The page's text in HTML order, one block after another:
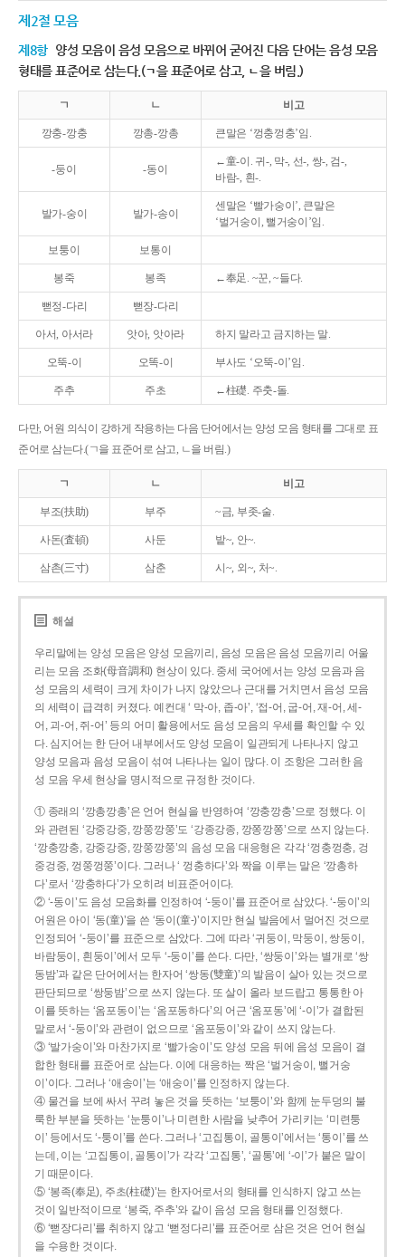
제2절 모음
제8항 양성 모음이 음성 모음으로 바뀌어 굳어진 다음 단어는 음성 모음
형태를 표준어로 삼는다.(ㄱ을 표준어로 삼고, ㄴ을 버림.)
ㄱ ㄴ 비고
깡충-깡충 깡총-깡총 큰말은 ‘껑충껑충’임.
-둥이 -동이
←童-이. 귀-, 막-, 선-, 쌍-, 검-,
바람-, 흰-.
발가-숭이 발가-송이
센말은 ‘빨가숭이’, 큰말은
‘벌거숭이, 뻘거숭이’임.
보퉁이 보통이
봉죽 봉족 ←奉足. ~꾼, ~들다.
뻗정-다리 뻗장-다리
아서, 아서라 앗아, 앗아라 하지 말라고 금지하는 말.
오뚝-이 오똑-이 부사도 ‘오뚝-이’임.
주추 주초 ←柱礎. 주춧-돌.
다만, 어원 의식이 강하게 작용하는 다음 단어에서는 양성 모음 형태를 그대로 표
준어로 삼는다.(ㄱ을 표준어로 삼고, ㄴ을 버림.)
ㄱ ㄴ 비고
부조(扶助) 부주 ~금, 부좃-술.
사돈(査頓) 사둔 밭~, 안~.
삼촌(三寸) 삼춘 시~, 외~, 처~.
해설
우리말에는 양성 모음은 양성 모음끼리, 음성 모음은 음성 모음끼리 어울
리는 모음 조화(母音調和) 현상이 있다. 중세 국어에서는 양성 모음과 음
성 모음의 세력이 크게 차이가 나지 않았으나 근대를 거치면서 음성 모음
의 세력이 급격히 커졌다. 예컨대 ‘ 막-아, 좁-아’, ‘접-어, 굽-어, 재-어, 세-
어, 괴-어, 쥐-어’ 등의 어미 활용에서도 음성 모음의 우세를 확인할 수 있
다. 심지어는 한 단어 내부에서도 양성 모음이 일관되게 나타나지 않고
양성 모음과 음성 모음이 섞여 나타나는 일이 많다. 이 조항은 그러한 음
성 모음 우세 현상을 명시적으로 규정한 것이다.
① 종래의 ‘깡총깡총’은 언어 현실을 반영하여 ‘깡충깡충’으로 정했다. 이
와 관련된 ‘강중강중, 깡쭝깡쭝’도 ‘강종강종, 깡쫑깡쫑’으로 쓰지 않는다.
‘깡충깡충, 강중강중, 깡쭝깡쭝’의 음성 모음 대응형은 각각 ‘껑충껑충, 겅
중겅중, 껑쭝껑쭝’이다. 그러나 ‘ 껑충하다’와 짝을 이루는 말은 ‘깡총하
다’로서 ‘깡충하다’가 오히려 비표준어이다.
② ‘-동이’도 음성 모음화를 인정하여 ‘-둥이’를 표준어로 삼았다. ‘-둥이’의
어원은 아이 ‘동(童)’을 쓴 ‘동이(童-)’이지만 현실 발음에서 멀어진 것으로
인정되어 ‘-둥이’를 표준으로 삼았다. 그에 따라 ‘귀둥이, 막둥이, 쌍둥이,
바람둥이, 흰둥이’에서 모두 ‘-둥이’를 쓴다. 다만, ‘쌍둥이’와는 별개로 ‘쌍
동밤’과 같은 단어에서는 한자어 ‘쌍동(雙童)’의 발음이 살아 있는 것으로
판단되므로 ‘쌍둥밤’으로 쓰지 않는다. 또 살이 올라 보드랍고 통통한 아
이를 뜻하는 ‘옴포동이’는 ‘옴포동하다’의 어근 ‘옴포동’에 ‘-이’가 결합된
말로서 ‘-둥이’와 관련이 없으므로 ‘옴포둥이’와 같이 쓰지 않는다.
③ ‘발가숭이’와 마찬가지로 ‘빨가숭이’도 양성 모음 뒤에 음성 모음이 결
합한 형태를 표준어로 삼는다. 이에 대응하는 짝은 ‘벌거숭이, 뻘거숭
이’이다. 그러나 ‘애송이’는 ‘애숭이’를 인정하지 않는다.
④ 물건을 보에 싸서 꾸려 놓은 것을 뜻하는 ‘보퉁이’와 함께 눈두덩의 불
룩한 부분을 뜻하는 ‘눈퉁이’나 미련한 사람을 낮추어 가리키는 ‘미련퉁
이’ 등에서도 ‘-퉁이’를 쓴다. 그러나 ‘고집통이, 골통이’에서는 ‘통이’를 쓰
는데, 이는 ‘고집통이, 골통이’가 각각 ‘고집통’, ‘골통’에 ‘-이’가 붙은 말이
기 때문이다.
⑤ ‘봉족(奉足), 주초(柱礎)’는 한자어로서의 형태를 인식하지 않고 쓰는
것이 일반적이므로 ‘봉죽, 주추’와 같이 음성 모음 형태를 인정했다.
⑥ ‘뻗장다리’를 취하지 않고 ‘뻗정다리’를 표준어로 삼은 것은 언어 현실
을 수용한 것이다.